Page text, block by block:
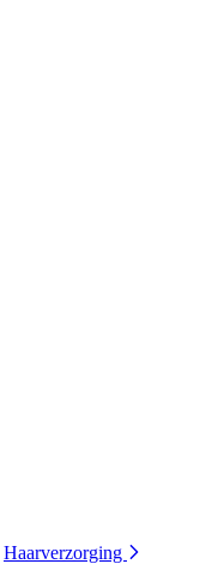
Haarverzorging